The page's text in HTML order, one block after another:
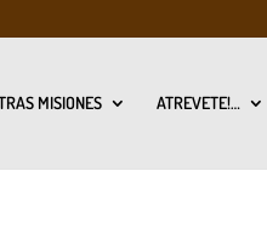
MISIONES ATREVETE!…